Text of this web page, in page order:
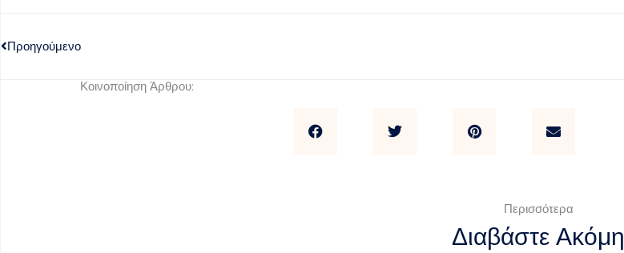
Προηγούμενο
Κοινοποίηση Άρθρου:
Περισσότερα
Διαβάστε Ακόμη